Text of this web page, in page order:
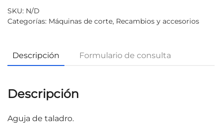
SKU: N/D
Categorías: Máquinas de corte, Recambios y accesorios
Descripción Formulario de consulta
Descripción
Aguja de taladro.